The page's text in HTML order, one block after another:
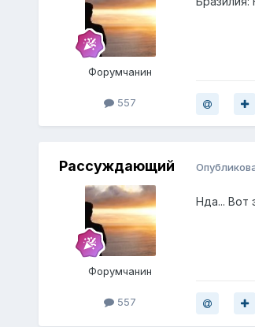
Форумчанин
557
Рассуждающий
Форумчанин
557
Нда... Вот